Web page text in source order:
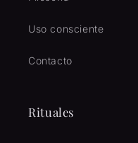
Uso consciente
Contacto
Rituales